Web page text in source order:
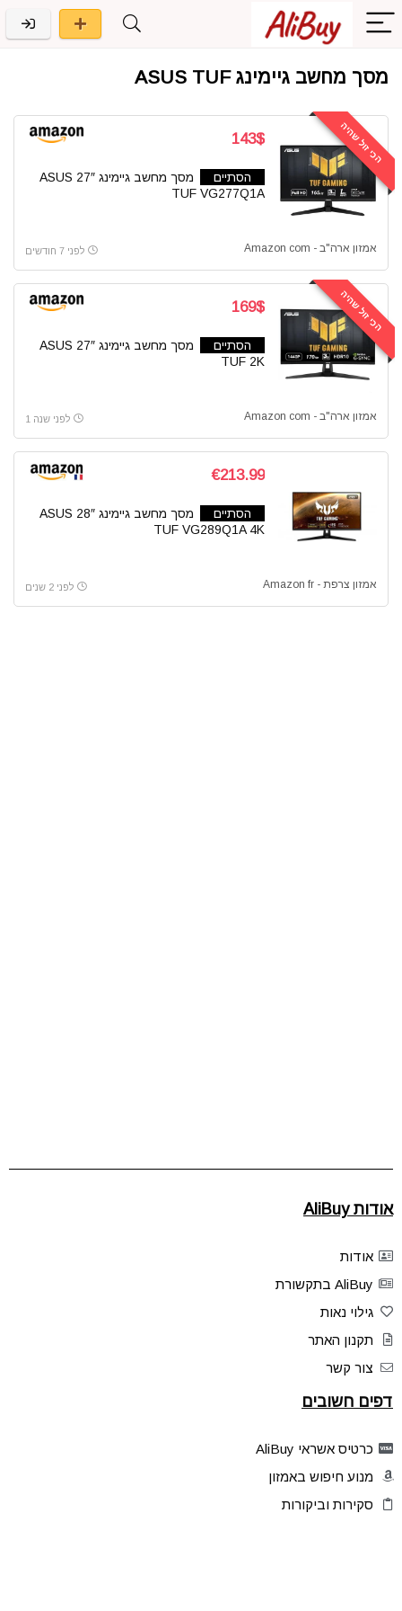
מסך מחשב גיימינג ASUS TUF
הכי זול שהיה 143$
הסתיים
מסך מחשב גיימינג 27″ ASUS
TUF VG277Q1A
אמזון ארה"ב - Amazon com לפני 7 חודשים
הכי זול שהיה 169$
הסתיים
מסך מחשב גיימינג 27″ ASUS
TUF 2K
אמזון ארה"ב - Amazon com לפני שנה 1
€213.99
הסתיים
מסך מחשב גיימינג 28″ ASUS
TUF VG289Q1A 4K
אמזון צרפת - Amazon fr לפני 2 שנים
אודות AliBuy
אודות
AliBuy בתקשורת
גילוי נאות
תקנון האתר
צור קשר
דפים חשובים
כרטיס אשראי AliBuy
מנוע חיפוש באמזון
סקירות וביקורות